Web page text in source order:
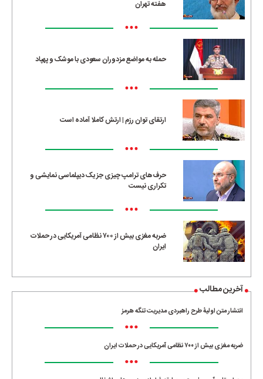
هفته تهران
•••
حمله به مواضع مزدوران سعودی با موشک و پهپاد
•••
ارتقای توان رزم | ارتش کاملا آماده است
•••
حرف‌های ترامپ چیزی جز یک دیپلماسی نمایشی و
تکراری نیست
•••
ضربه مغزی بیش از ۷۰۰ نظامی آمریکایی در حملات
ایران
آخرین مطالب
انتشار متن اولیۀ طرح راهبردی مدیریت تنگه هرمز
•••
ضربه مغزی بیش از ۷۰۰ نظامی آمریکایی در حملات ایران
•••